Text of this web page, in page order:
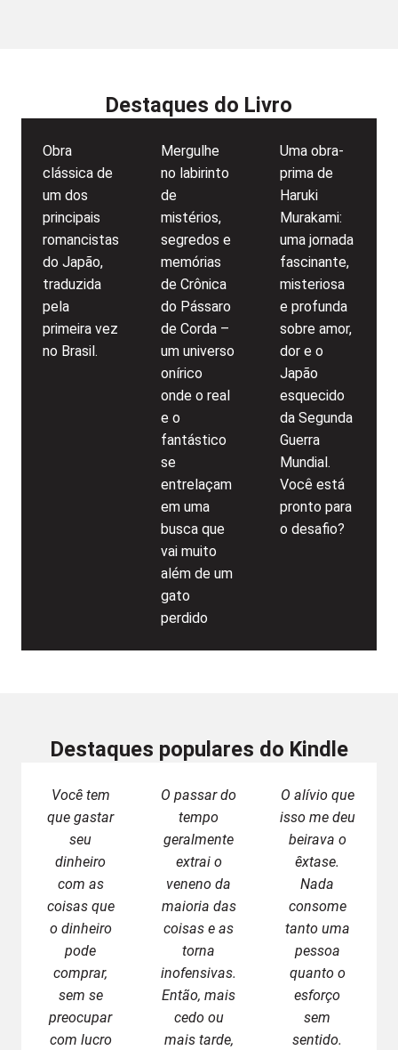
Destaques do Livro
Obra
clássica de
um dos
principais
romancistas
do Japão,
traduzida
pela
primeira vez
no Brasil.
Mergulhe
no labirinto
de
mistérios,
segredos e
memórias
de Crônica
do Pássaro
de Corda –
um universo
onírico
onde o real
e o
fantástico
se
entrelaçam
em uma
busca que
vai muito
além de um
gato
perdido
Uma obra-
prima de
Haruki
Murakami:
uma jornada
fascinante,
misteriosa
e profunda
sobre amor,
dor e o
Japão
esquecido
da Segunda
Guerra
Mundial.
Você está
pronto para
o desafio?
Destaques populares do Kindle
Você tem
que gastar
seu
dinheiro
com as
coisas que
o dinheiro
pode
comprar,
sem se
preocupar
com lucro
O passar do
tempo
geralmente
extrai o
veneno da
maioria das
coisas e as
torna
inofensivas.
Então, mais
cedo ou
mais tarde,
O alívio que
isso me deu
beirava o
êxtase.
Nada
consome
tanto uma
pessoa
quanto o
esforço
sem
sentido.